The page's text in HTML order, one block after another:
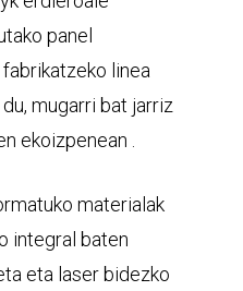
panel
linea
mugarri bat jarriz
ekoizpenean .
materialak
integral baten
eta laser bidezko